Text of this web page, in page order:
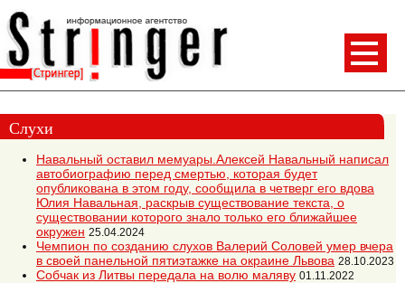
Слухи
Навальный оставил мемуары.Алексей Навальный написал
автобиографию перед смертью, которая будет
опубликована в этом году, сообщила в четверг его вдова
Юлия Навальная, раскрыв существование текста, о
существовании которого знало только его ближайшее
окружен 25.04.2024
Чемпион по созданию слухов Валерий Соловей умер вчера
в своей панельной пятиэтажке на окраине Львова 28.10.2023
Собчак из Литвы передала на волю маляву 01.11.2022